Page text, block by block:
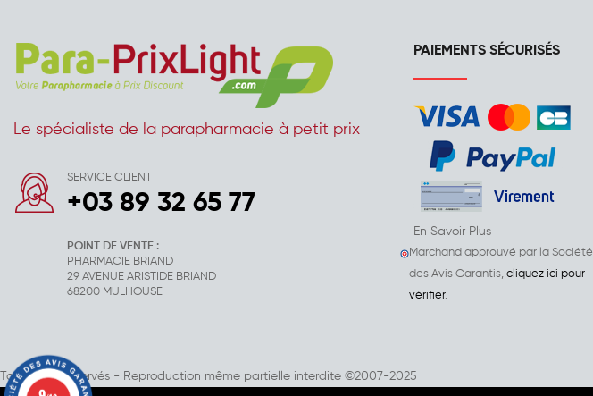
Le spécialiste de la parapharmacie à petit prix
SERVICE CLIENT
+03 89 32 65 77
POINT DE VENTE :
PHARMACIE BRIAND
29 AVENUE ARISTIDE BRIAND
68200 MULHOUSE
PAIEMENTS SÉCURISÉS
En Savoir Plus
Marchand approuvé par la Société
des Avis Garantis, cliquez ici pour
vérifier.
Tous droits réservés - Reproduction même partielle interdite ©2007-2025